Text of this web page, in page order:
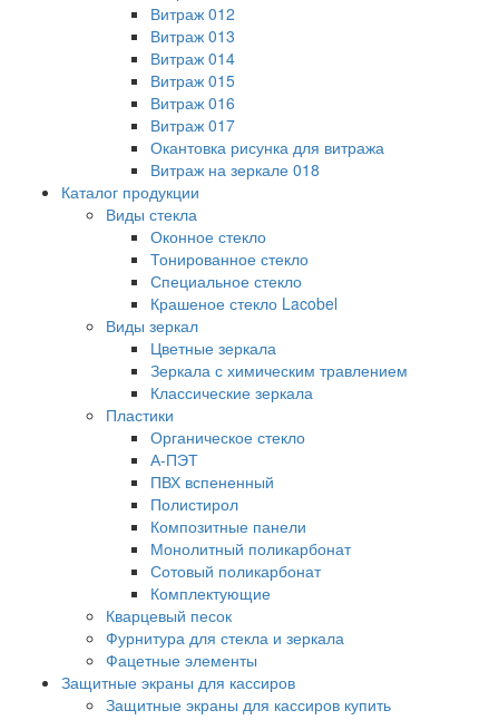
Витраж 012
Витраж 013
Витраж 014
Витраж 015
Витраж 016
Витраж 017
Окантовка рисунка для витража
Витраж на зеркале 018
Каталог продукции
Виды стекла
Оконное стекло
Тонированное стекло
Специальное стекло
Крашеное стекло Lacobel
Виды зеркал
Цветные зеркала
Зеркала с химическим травлением
Классические зеркала
Пластики
Органическое стекло
А-ПЭТ
ПВХ вспененный
Полистирол
Композитные панели
Монолитный поликарбонат
Сотовый поликарбонат
Комплектующие
Кварцевый песок
Фурнитура для стекла и зеркала
Фацетные элементы
Защитные экраны для кассиров
Защитные экраны для кассиров купить